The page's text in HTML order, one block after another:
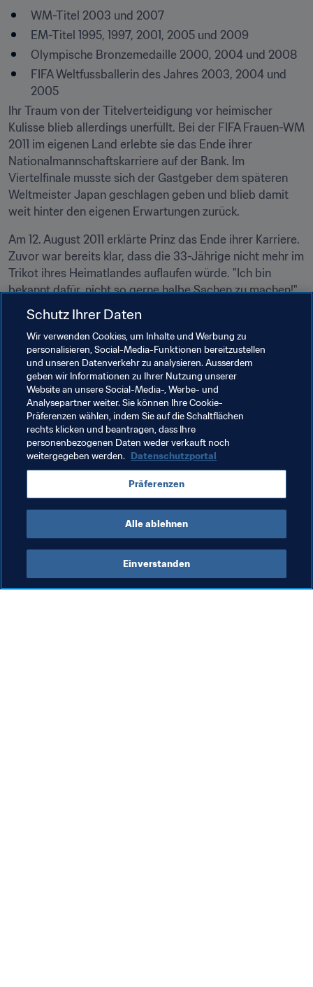
WM-Titel 2003 und 2007
EM-Titel 1995, 1997, 2001, 2005 und 2009
Olympische Bronzemedaille 2000, 2004 und 2008
FIFA Weltfussballerin des Jahres 2003, 2004 und
2005
Ihr Traum von der Titelverteidigung vor heimischer
Kulisse blieb allerdings unerfüllt. Bei der FIFA Frauen-WM
2011 im eigenen Land erlebte sie das Ende ihrer
Nationalmannschaftskarriere auf der Bank. Im
Viertelfinale musste sich der Gastgeber dem späteren
Weltmeister Japan geschlagen geben und blieb damit
weit hinter den eigenen Erwartungen zurück.
Am 12. August 2011 erklärte Prinz das Ende ihrer Karriere.
Zuvor war bereits klar, dass die 33-Jährige nicht mehr im
Trikot ihres Heimatlandes auflaufen würde. "Ich bin
bekannt dafür, nicht so gerne halbe Sachen zu machen!",
so Deutschlands Ausnahmestürmerin bei der
Bekanntgabe ihrer Entscheidung. Auch wenn die Fans
auf Birgit Prinz auf dem Fussballfeld verzichten müssen,
ihr Name wird den Passanten auf der Straße wohl noch
lange in den Sinn kommen, wenn sie nach einer
Fussballerin gefragt werden.
Verwandte Themen
FIFA Frauen-Weltmeisterschaft Frankreich 2019
Germany UEFA
Schutz Ihrer Daten
Wir verwenden Cookies, um Inhalte und Werbung zu
personalisieren, Social-Media-Funktionen bereitzustellen
und unseren Datenverkehr zu analysieren. Ausserdem
geben wir Informationen zu Ihrer Nutzung unserer
Website an unsere Social-Media-, Werbe- und
Analysepartner weiter. Sie können Ihre Cookie-
Präferenzen wählen, indem Sie auf die Schaltflächen
rechts klicken und beantragen, dass Ihre
personenbezogenen Daten weder verkauft noch
weitergegeben werden. Datenschutzportal
Präferenzen
Alle ablehnen
Einverstanden